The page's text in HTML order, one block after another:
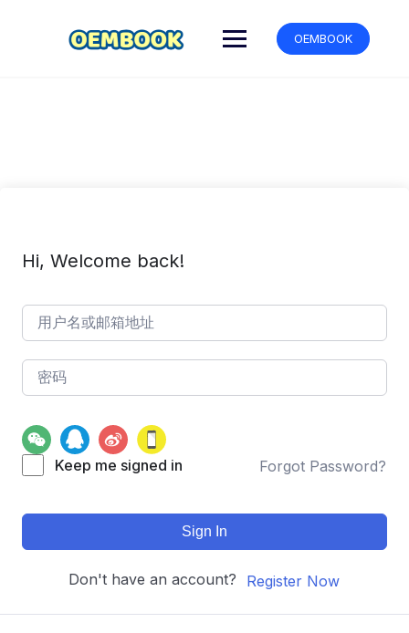
OEMBOOK
Hi, Welcome back!
Keep me signed in Forgot Password?
Sign In
Don't have an account? Register Now